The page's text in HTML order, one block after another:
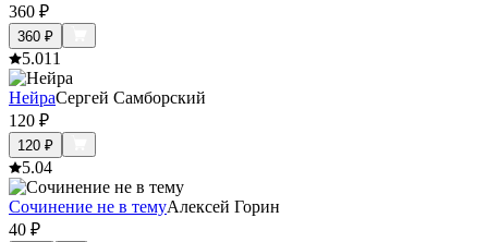
360 ₽
360 ₽
5.011
НейраСергей Самборский
120 ₽
120 ₽
5.04
Сочинение не в темуАлексей Горин
40 ₽